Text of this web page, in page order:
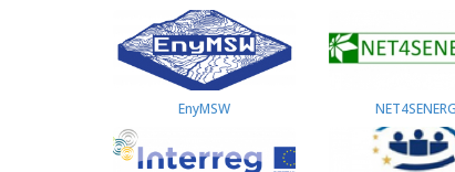
EnyMSW